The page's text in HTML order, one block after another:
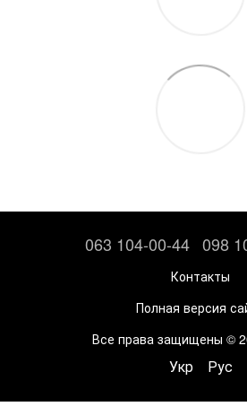
063 104-00-44 098
Контакты
Полная версия
Все права защищены ©
Укр Рус